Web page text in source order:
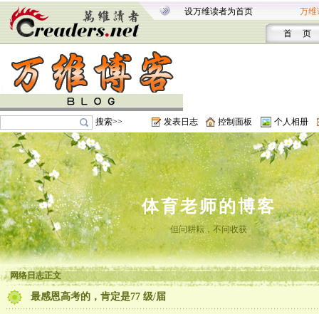
设万维读者为首页 万维
首 页
搜索>> 发表日志 控制面板 个人相册
体育老师的博客
但问耕耘，不问收获
网络日志正文
最感恩高考的，肯定是77 级/届